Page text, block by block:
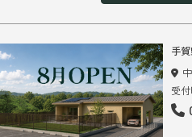
手
受